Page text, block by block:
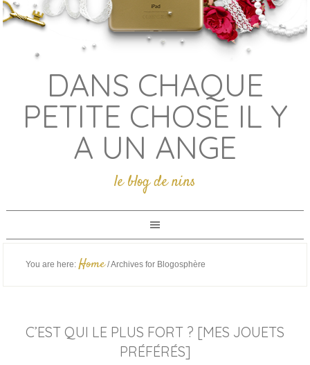
DANS CHAQUE
PETITE CHOSE IL Y
A UN ANGE
le blog de nins
You are here: Home /Archives for Blogosphère
C’EST QUI LE PLUS FORT ? [MES JOUETS
PRÉFÉRÉS]